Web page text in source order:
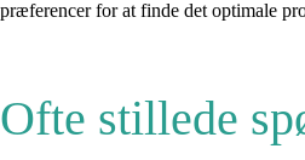
præferencer for at finde det optimale
Ofte stillede